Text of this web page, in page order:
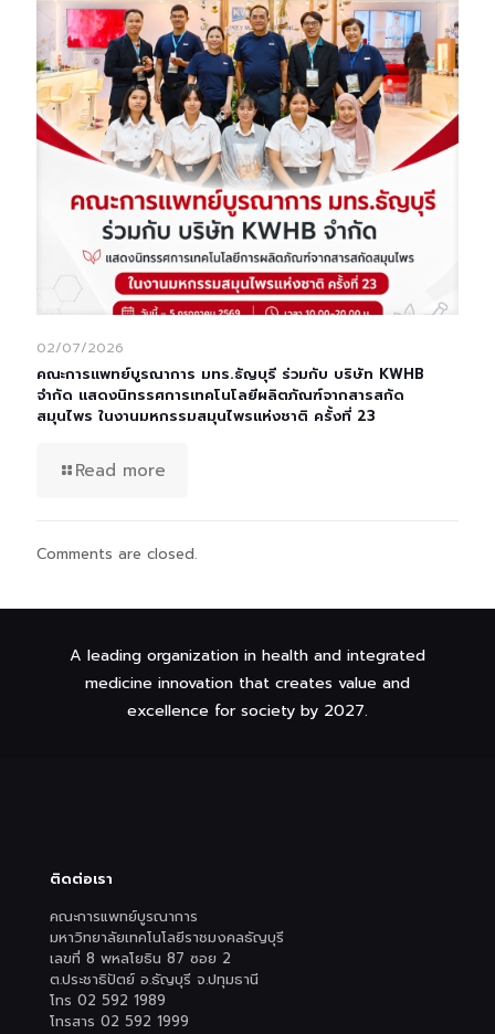
02/07/2026
คณะการแพทย์บูรณาการ มทร.ธัญบุรี ร่วมกับ บริษัท KWHB
จำกัด แสดงนิทรรศการเทคโนโลยีผลิตภัณฑ์จากสารสกัด
สมุนไพร ในงานมหกรรมสมุนไพรแห่งชาติ ครั้งที่ 23
Read more
Comments are closed.
A leading organization in health and integrated
medicine innovation that creates value and
excellence for society by 2027.
ติดต่อเรา
คณะการแพทย์บูรณาการ
มหาวิทยาลัยเทคโนโลยีราชมงคลธัญบุรี
เลขที่ 8 พหลโยธิน 87 ซอย 2
ต.ประชาธิปัตย์ อ.ธัญบุรี จ.ปทุมธานี
โทร 02 592 1989
โทรสาร 02 592 1999